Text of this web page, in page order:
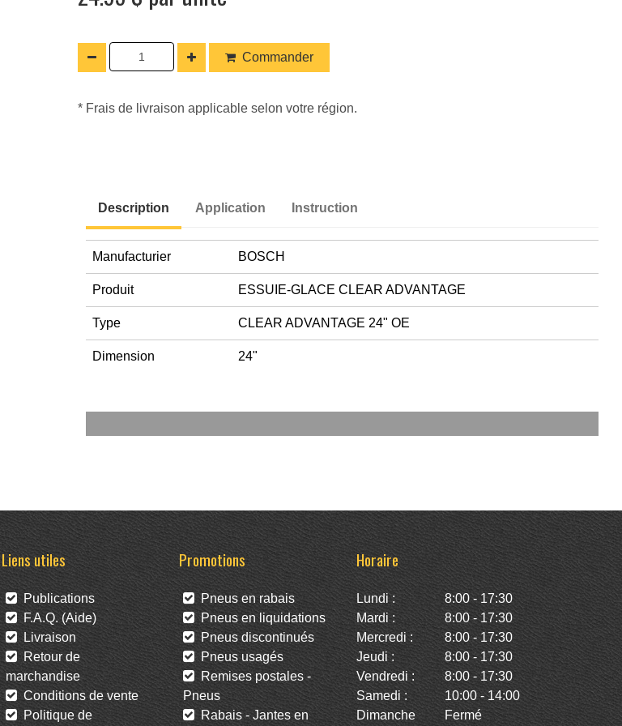
Commander
* Frais de livraison applicable selon votre région.
Description Application Instruction
Manufacturier BOSCH
Produit ESSUIE-GLACE CLEAR ADVANTAGE
Type CLEAR ADVANTAGE 24" OE
Dimension 24"
Liens utiles
Publications
F.A.Q. (Aide)
Livraison
Retour de
marchandise
Conditions de vente
Politique de
Promotions
Pneus en rabais
Pneus en liquidations
Pneus discontinués
Pneus usagés
Remises postales -
Pneus
Rabais - Jantes en
Horaire
Lundi :
8:00 - 17:30
Mardi :
8:00 - 17:30
Mercredi :
8:00 - 17:30
Jeudi :
8:00 - 17:30
Vendredi :
8:00 - 17:30
Samedi :
10:00 - 14:00
Dimanche
Fermé